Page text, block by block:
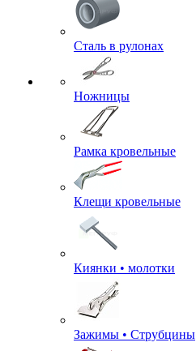
Сталь в рулонах
Ножницы
Рамка кровельные
Клещи кровельные
Киянки • молотки
Зажимы • Струбцины